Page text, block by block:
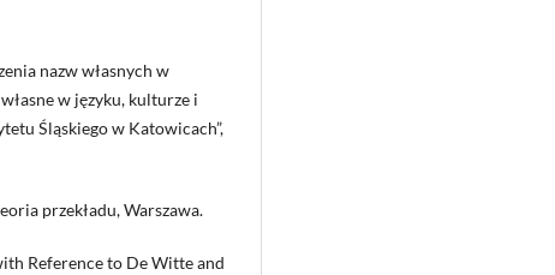
nazw własnych w
w języku, kulturze i
Śląskiego w Katowicach”,
przekładu, Warszawa.
Reference to De Witte and